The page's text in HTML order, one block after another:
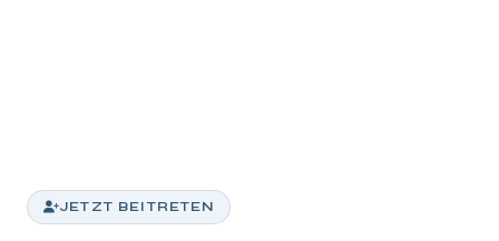
JETZT BEITRETEN